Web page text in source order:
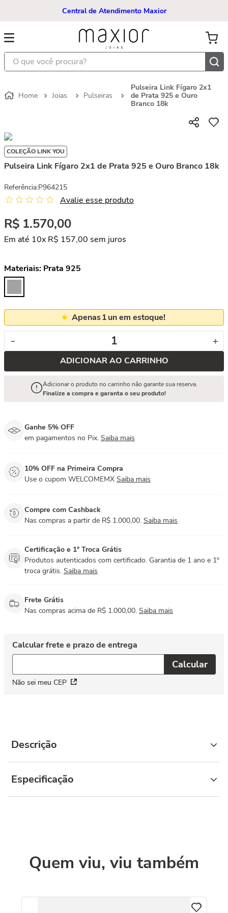
Central de Atendimento Maxior
O que você procura?
Joias Pulseiras
Pulseira Link Fígaro 2x1
de Prata 925 e Ouro
Branco 18k
COLEÇÃO LINK YOU
Pulseira Link Fígaro 2x1 de Prata 925 e Ouro Branco 18k
Referência:P964215
Avalie esse produto
R$ 1.570,00
Em até 10x R$ 157,00 sem juros
Materiais: Prata 925
Apenas1un em estoque!
＋
－
ADICIONAR AO CARRINHO
Adicionar o produto no carrinho não garante sua reserva.
Finalize a compra e garanta o seu produto!
Ganhe 5% OFF
em pagamentos no Pix. Saiba mais
10% OFF na Primeira Compra
Use o cupom WELCOMEMX Saiba mais
Compre com Cashback
Nas compras a partir de R$ 1.000,00. Saiba mais
Certificação e 1° Troca Grátis
Produtos autenticados com certificado. Garantia de 1 ano e 1º
troca grátis. Saiba mais
Frete Grátis
Nas compras acima de R$ 1.000,00. Saiba mais
Não sei meu CEP
Descrição
Especificação
Quem viu, viu também